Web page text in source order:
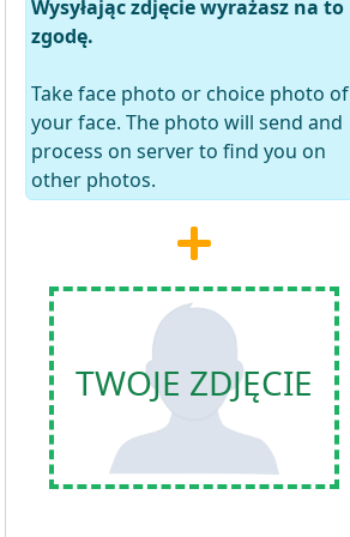
Wysyłając zdjęcie wyrażasz na to
zgodę.
Take face photo or choice photo of
your face. The photo will send and
process on server to find you on
other photos.
TWOJE ZDJĘCIE